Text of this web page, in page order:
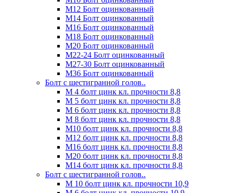
М12 Болт оцинкованный
М14 Болт оцинкованный
М16 Болт оцинкованный
М18 Болт оцинкованный
М20 Болт оцинкованный
М22-24 Болт оцинкованный
М27-30 Болт оцинкованный
М36 Болт оцинкованный
Болт с шестигранной голов..
М 4 болт цинк кл. прочности 8,8
М 5 болт цинк кл. прочности 8,8
М 6 болт цинк кл. прочности 8,8
М 8 болт цинк кл. прочности 8,8
М10 болт цинк кл. прочности 8,8
М12 болт цинк кл. прочности 8,8
М16 болт цинк кл. прочности 8,8
М20 болт цинк кл. прочности 8,8
М14 болт цинк кл. прочности 8,8
Болт с шестигранной голов..
М 10 болт цинк кл. прочности 10,9